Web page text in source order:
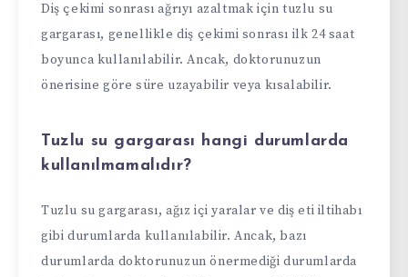
Diş çekimi sonrası ağrıyı azaltmak için tuzlu su
gargarası, genellikle diş çekimi sonrası ilk 24 saat
boyunca kullanılabilir. Ancak, doktorunuzun
önerisine göre süre uzayabilir veya kısalabilir.
Tuzlu su gargarası hangi durumlarda
kullanılmamalıdır?
Tuzlu su gargarası, ağız içi yaralar ve diş eti iltihabı
gibi durumlarda kullanılabilir. Ancak, bazı
durumlarda doktorunuzun önermediği durumlarda